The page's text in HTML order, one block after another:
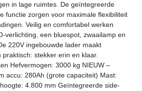
in lage ruimtes. De geïntegreerde
functie zorgen voor maximale flexibiliteit
Veilig en comfortabel werken
verlichting, een bluespot, zwaailamp en
220V ingebouwde lader maakt
stekker erin en klaar.
Hefvermogen: 3000 kg NIEUW –
accu: 280Ah (grote capaciteit) Mast:
4.800 mm Geïntegreerde side-